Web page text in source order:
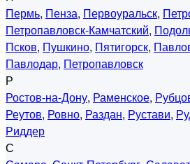
Пермь, Пенза, Первоуральск,
Петропавловск-Камчатский,
Псков, Пушкино, Пятигорск,
Павлодар, Петропавловск
Р
Ростов-на-Дону, Раменское,
Реутов, Ровно, Раздан, Рустави,
Риддер
С